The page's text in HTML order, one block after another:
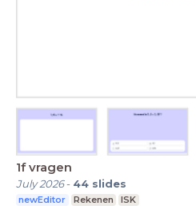
1f vragen
July 2026- 44 slides
newEditor Rekenen ISK